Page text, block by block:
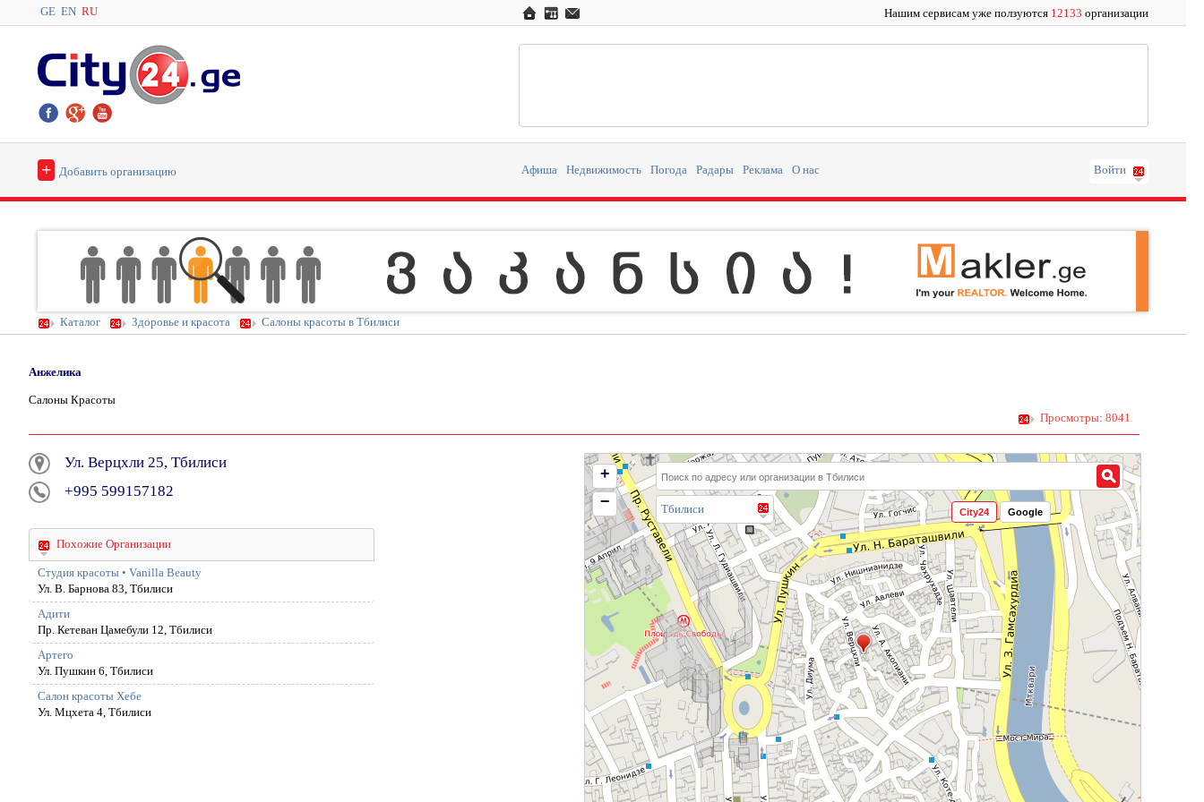
GE EN RU Нашим сервисам уже ползуются 12133 организации
+ Добавить организацию Афиша Недвижимость Погода Радары Реклама О нас Войти
Каталог Здоровье и красота Салоны красоты в Тбилиси
Анжелика
Салоны Красоты
Просмотры: 8041
Ул. Верцхли 25, Тбилиси
+995 599157182
Похожие Организации
Студия красоты • Vanilla Beauty
Ул. В. Барнова 83, Тбилиси
Адити
Пр. Кетеван Цамебули 12, Тбилиси
Артего
Ул. Пушкин 6, Тбилиси
Салон красоты Хебе
Ул. Мцхета 4, Тбилиси
Тбилиси
+
−
City24 Google